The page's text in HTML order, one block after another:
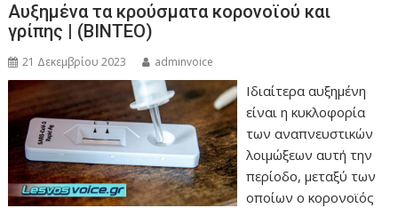
Αυξημένα τα κρούσματα κορονοϊού και
γρίπης | (ΒΙΝΤΕΟ)
21 Δεκεμβρίου 2023 adminvoice
Ιδιαίτερα αυξημένη
είναι η κυκλοφορία
των αναπνευστικών
λοιμώξεων αυτή την
περίοδο, μεταξύ των
οποίων ο κορονοϊός